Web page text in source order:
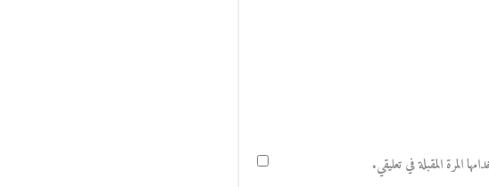
المرة المقبلة في تعليقي.